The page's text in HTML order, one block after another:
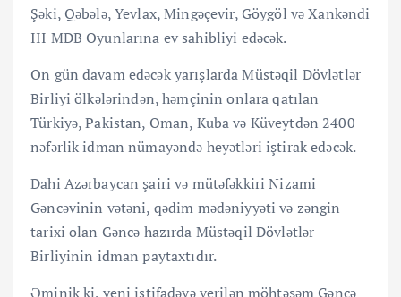
Şəki, Qəbələ, Yevlax, Mingəçevir, Göygöl və Xankəndi
III MDB Oyunlarına ev sahibliyi edəcək.
On gün davam edəcək yarışlarda Müstəqil Dövlətlər
Birliyi ölkələrindən, həmçinin onlara qatılan
Türkiyə, Pakistan, Oman, Kuba və Küveytdən 2400
nəfərlik idman nümayəndə heyətləri iştirak edəcək.
Dahi Azərbaycan şairi və mütəfəkkiri Nizami
Gəncəvinin vətəni, qədim mədəniyyəti və zəngin
tarixi olan Gəncə hazırda Müstəqil Dövlətlər
Birliyinin idman paytaxtıdır.
Əminik ki, yeni istifadəyə verilən möhtəşəm Gəncə